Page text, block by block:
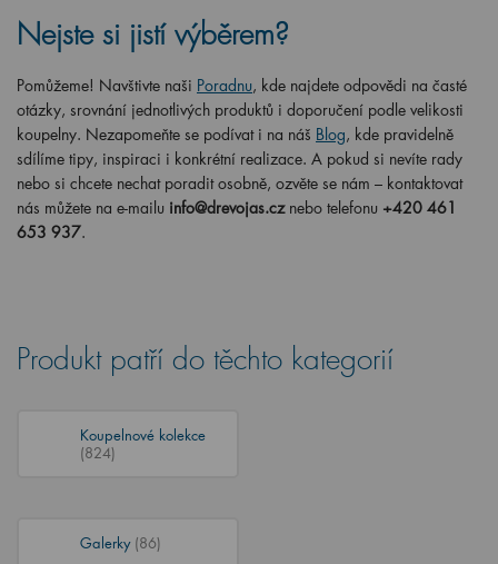
Nejste si jistí výběrem?
Pomůžeme! Navštivte naši Poradnu, kde najdete odpovědi na časté
otázky, srovnání jednotlivých produktů i doporučení podle velikosti
koupelny. Nezapomeňte se podívat i na náš Blog, kde pravidelně
sdílíme tipy, inspiraci i konkrétní realizace. A pokud si nevíte rady
nebo si chcete nechat poradit osobně, ozvěte se nám – kontaktovat
nás můžete na e-mailu info@drevojas.cz nebo telefonu +420 461
653 937.
Produkt patří do těchto kategorií
Koupelnové kolekce
(824)
Galerky (86)